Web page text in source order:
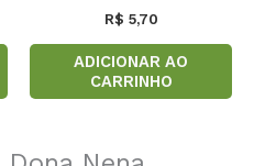
R$ 5,70
ADICIONAR AO
CARRINHO